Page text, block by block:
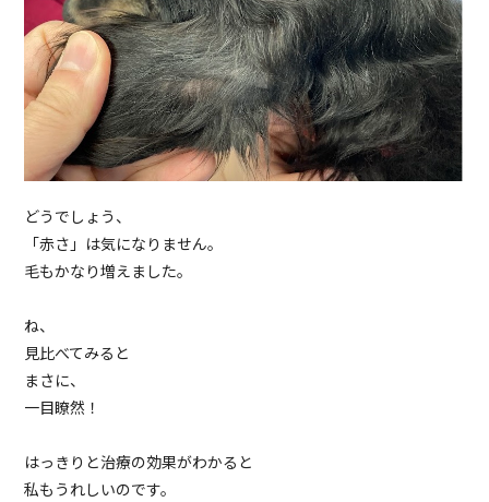
どうでしょう、
「赤さ」は気になりません。
毛もかなり増えました。
ね、
見比べてみると
まさに、
一目瞭然！
はっきりと治療の効果がわかると
私もうれしいのです。